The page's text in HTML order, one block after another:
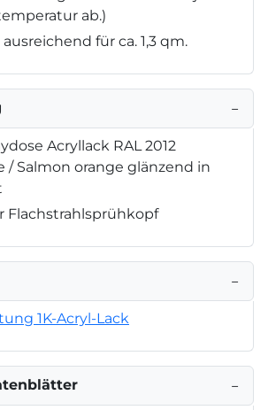
ab.)
für ca. 1,3 qm.
−
Acryllack RAL 2012
/ Salmon orange glänzend in
Flachstrahlsprühkopf
−
1K-Acryl-Lack
−